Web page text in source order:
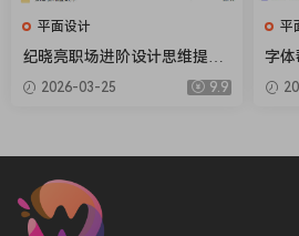
平面设计
纪晓亮职场进阶设计思维提升
三十六计【画质不错只有视
2026-03-25 9.9
平
字体
刘